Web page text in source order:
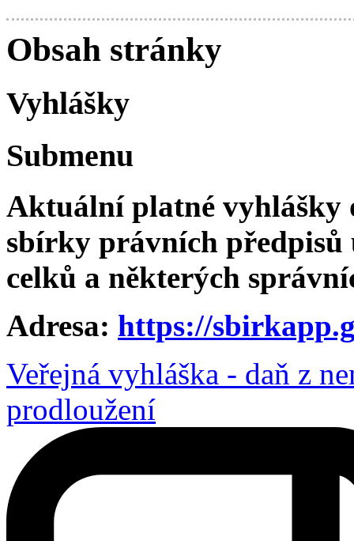
Obsah stránky
Vyhlášky
Submenu
Aktuální platné vyhlášky
sbírky právních předpisů
celků a některých
Adresa: https://
Veřejná vyhláška - daň z
prodloužení